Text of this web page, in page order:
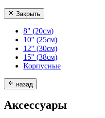
Закрыть
8" (20см)
10" (25см)
12" (30см)
15" (38см)
Корпусные
назад
Аксессуары